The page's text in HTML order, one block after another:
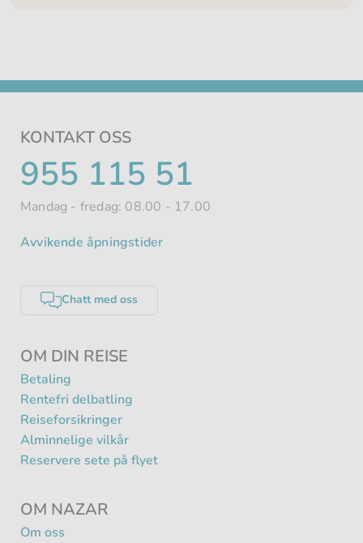
OM DIN REISE
Betaling
Rentefri delbatling
Reiseforsikringer
Alminnelige vilkår
Reservere sete på flyet
OM NAZAR
Om oss
KONTAKT OSS
TELEFONNUMMER
955 115 51
Mandag - fredag: 08.00 - 17.00
Avvikende åpningstider
Chatt med oss